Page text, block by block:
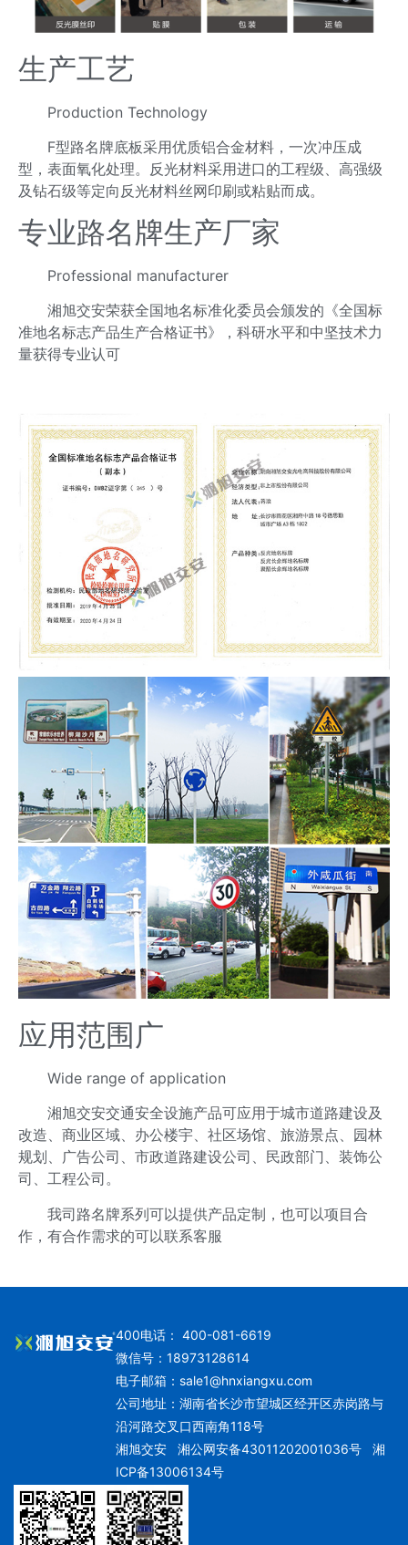
生产工艺
Production Technology
F型路名牌底板采用优质铝合金材料，一次冲压成
型，表面氧化处理。反光材料采用进口的工程级、高强级
及钻石级等定向反光材料丝网印刷或粘贴而成。
专业路名牌生产厂家
Professional manufacturer
湘旭交安荣获全国地名标准化委员会颁发的《全国标
准地名标志产品生产合格证书》，科研水平和中坚技术力
量获得专业认可
应用范围广
Wide range of application
湘旭交安交通安全设施产品可应用于城市道路建设及
改造、商业区域、办公楼宇、社区场馆、旅游景点、园林
规划、广告公司、市政道路建设公司、民政部门、装饰公
司、工程公司。
我司路名牌系列可以提供产品定制，也可以项目合
作，有合作需求的可以联系客服
400电话： 400-081-6619
微信号：18973128614
电子邮箱： sale1@hnxiangxu.com
公司地址：湖南省长沙市望城区经开区赤岗路与
沿河路交叉口西南角118号
湘旭交安湘公网安备43011202001036号
湘
ICP备13006134号